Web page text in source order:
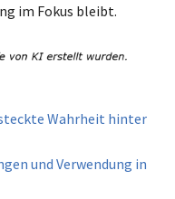
im Fokus bleibt.
Wahrheit hinter
und Verwendung in